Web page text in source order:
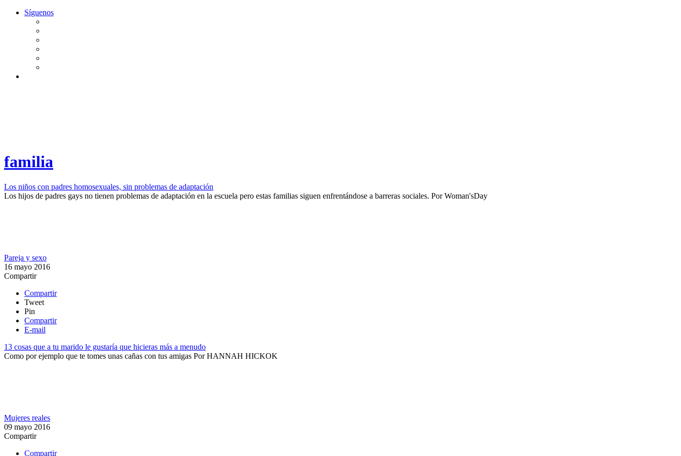
Síguenos
familia
Los niños con padres homosexuales, sin problemas de adaptación
​Los hijos de padres gays no tienen problemas de adaptación en la escuela pero estas familias siguen enfrentándose a barreras sociales. PorWoman'sDay
Pareja y sexo
16 mayo 2016
Compartir
Compartir
Tweet
Pin
Compartir
E-mail
13 cosas que a tu marido le gustaría que hicieras más a menudo
Como por ejemplo que te tomes unas cañas con tus amigas PorHANNAH HICKOK
Mujeres reales
09 mayo 2016
Compartir
Compartir